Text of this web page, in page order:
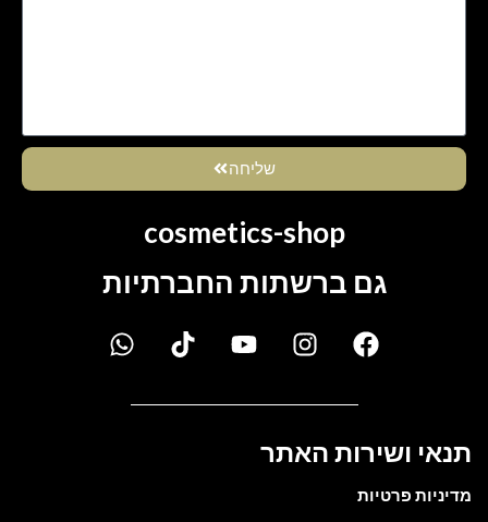
שליחה
cosmetics-shop
גם ברשתות החברתיות
תנאי ושירות האתר
מדיניות פרטיות